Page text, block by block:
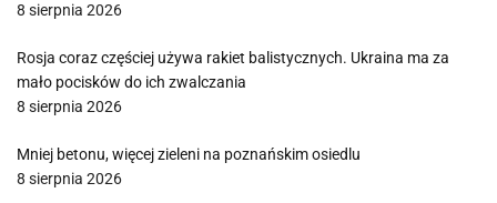
8 sierpnia 2026
Rosja coraz częściej używa rakiet balistycznych. Ukraina ma za
mało pocisków do ich zwalczania
8 sierpnia 2026
Mniej betonu, więcej zieleni na poznańskim osiedlu
8 sierpnia 2026